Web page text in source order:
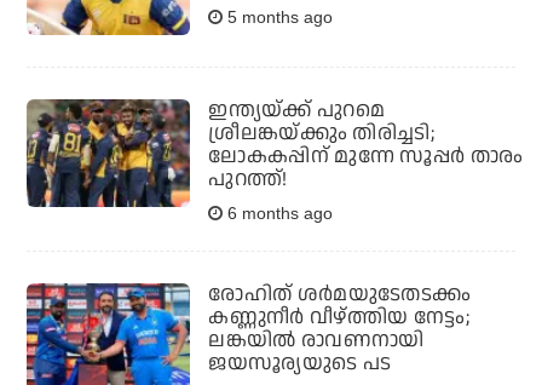
5 months ago
ഇന്ത്യയ്ക്ക് പുറമെ
ശ്രീലങ്കയ്ക്കും തിരിച്ചടി;
ലോകകപ്പിന് മുന്നേ സൂപ്പര്‍ താരം
പുറത്ത്!
6 months ago
രോഹിത് ശര്‍മയുടേതടക്കം
കണ്ണുനീര്‍ വീഴ്ത്തിയ നേട്ടം;
ലങ്കയില്‍ രാവണനായി
ജയസൂര്യയുടെ പട